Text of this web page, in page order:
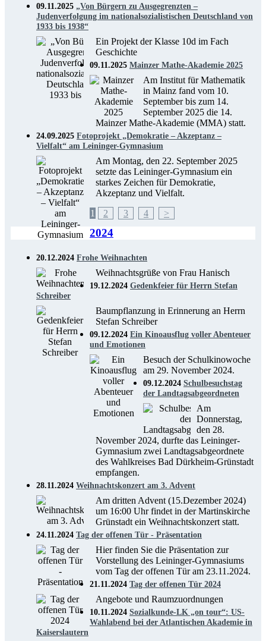
09.11.2025 „Von Bürgern zu Ausgegrenzten –
Judenverfolgung im nationalsozialistischen Deutschland von
1933 bis 1938“
Ein Projekt der Klasse 10d im Fach
Geschichte
09.11.2025 Mainzer Mathe-Akademie 2025
Am Institut für Mathematik
in Mainz fand vom 10.
September bis zum 14.
September 2025 die 14.
Mainzer Mathe-Akademie (MMA) statt.
24.09.2025 Fotoprojekt „Demokratie – Akzeptanz –
Vielfalt“ am Leininger-Gymnasium
Am Montag, den 22. September 2025
setzte das Leininger-Gymnasium ein
starkes Zeichen für Demokratie,
Akzeptanz und Vielfalt.
1
2 3 4 >
2024
20.12.2024 Frohe Weihnachten
Weihnachtsgrüße von Frau Hanisch
19.12.2024 Gedenkfeier für Herrn Stefan
Schreiber
Baumpflanzung in Erinnerung an Herrn
Stefan Schreiber
09.12.2024 Ein Kinoausflug voller Abenteuer
und Emotionen
Besuch der Schulkinowoche
am 29. November 2024.
09.12.2024 Schulbesuchstag
der Landtagsabgeordneten
Am
Donnerstag,
den 28.
November 2024, durfte das Leininger-
Gymnasium zwei Landtagsabgeordnete
des Wahlkreises Bad Dürkheim-Grünstadt
empfangen.
28.11.2024 Weihnachtskonzert am 3. Advent
Am dritten Advent (15.Dezember 2024)
um 16:00 Uhr findet in der Martinskirche
Grünstadt ein Weihnachtskonzert statt.
24.11.2024 Tag der offenen Tür - Präsentation
Hier finden Sie die Präsentation zur
Vorstellung des Leininger-Gymnasiums
vom Tag der offenen Tür am 23.11.2024.
21.11.2024 Tag der offenen Tür 2024
Angebote und Raumzuordnungen
10.11.2024 Sozialkunde-LK „on tour“: US-
Wahlabend bei der Atlantischen Akademie in
Kaiserslautern